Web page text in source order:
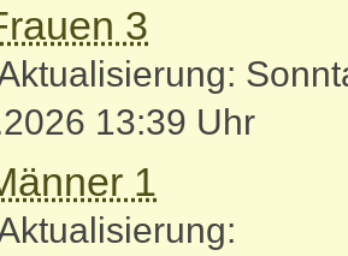
3
13:39 Uhr
1